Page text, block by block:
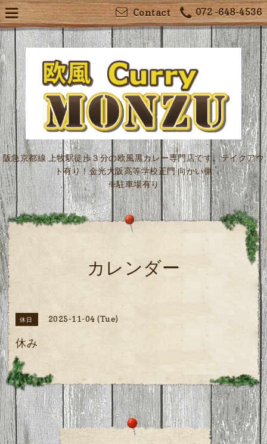
072 -648-4536
Contact
阪急京都線 上牧駅徒歩３分の欧風黒カレー専門店です。テイクアウ
ト有り！金光大阪高等学校正門 向かい側
※駐車場有り
カレンダー
休日 2025-11-04 (Tue)
休み